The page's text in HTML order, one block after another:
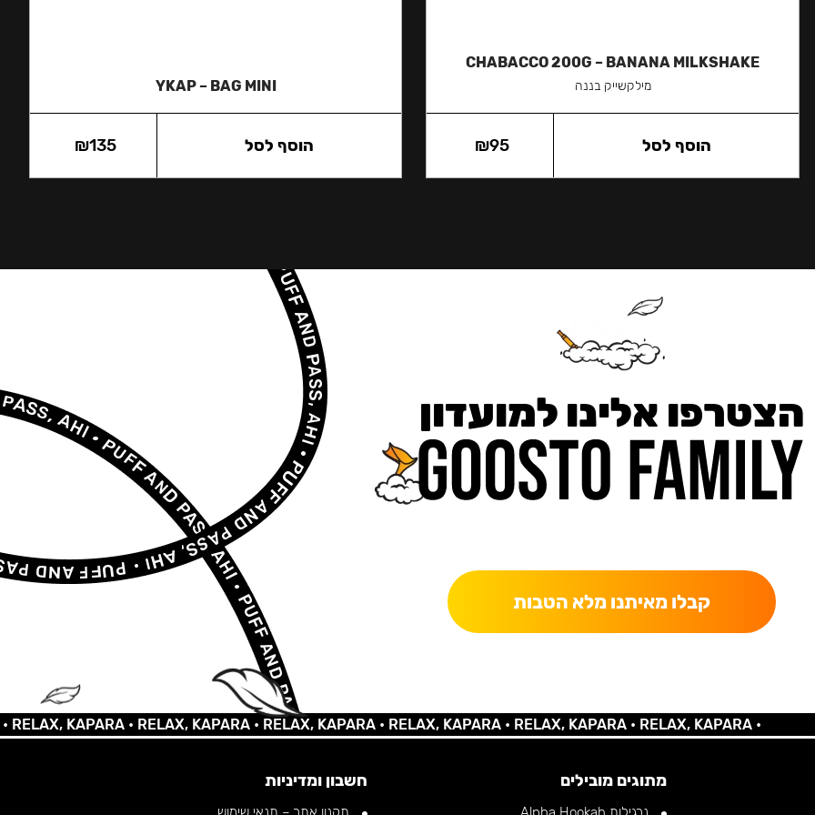
CHABACCO 200G – BANANA MILKSHAKE
מילקשייק בננה
₪95 הוסף לסל
YKAP – BAG MINI
₪135 הוסף לסל
הצטרפו אלינו למועדון
קבלו מאיתנו מלא הטבות
KAPARA •RELAX, KAPARA •RELAX, KAPARA •RELAX, KAPARA •RELAX, KAPARA •RELAX, KAPARA •
מתוגים מובילים חשבון ומדיניות